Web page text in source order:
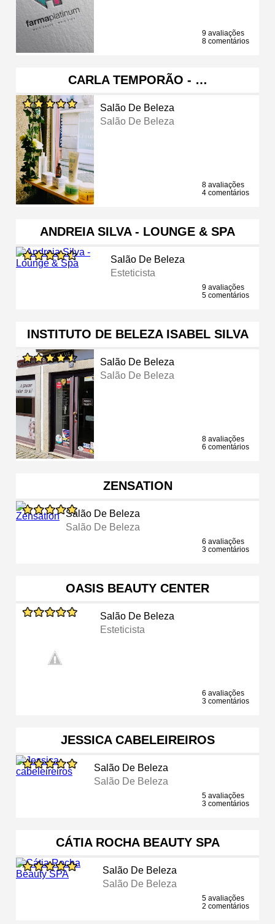
9 avaliações
8 comentários
CARLA TEMPORÃO - …
Salão De Beleza
Salão De Beleza
8 avaliações
4 comentários
ANDREIA SILVA - LOUNGE & SPA
Salão De Beleza
Esteticista
9 avaliações
5 comentários
INSTITUTO DE BELEZA ISABEL SILVA
Salão De Beleza
Salão De Beleza
8 avaliações
6 comentários
ZENSATION
Salão De Beleza
Salão De Beleza
6 avaliações
3 comentários
OASIS BEAUTY CENTER
Salão De Beleza
Esteticista
6 avaliações
3 comentários
JESSICA CABELEIREIROS
Salão De Beleza
Salão De Beleza
5 avaliações
3 comentários
CÁTIA ROCHA BEAUTY SPA
Salão De Beleza
Salão De Beleza
5 avaliações
2 comentários